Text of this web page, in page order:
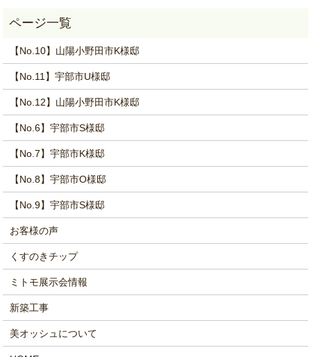
【No.10】山陽小野田市K様邸
【No.11】宇部市U様邸
【No.12】山陽小野田市K様邸
【No.6】宇部市S様邸
【No.7】宇部市K様邸
【No.8】宇部市O様邸
【No.9】宇部市S様邸
お客様の声
くすのきチップ
ミトモ展示会情報
新築工事
美オッシュについて